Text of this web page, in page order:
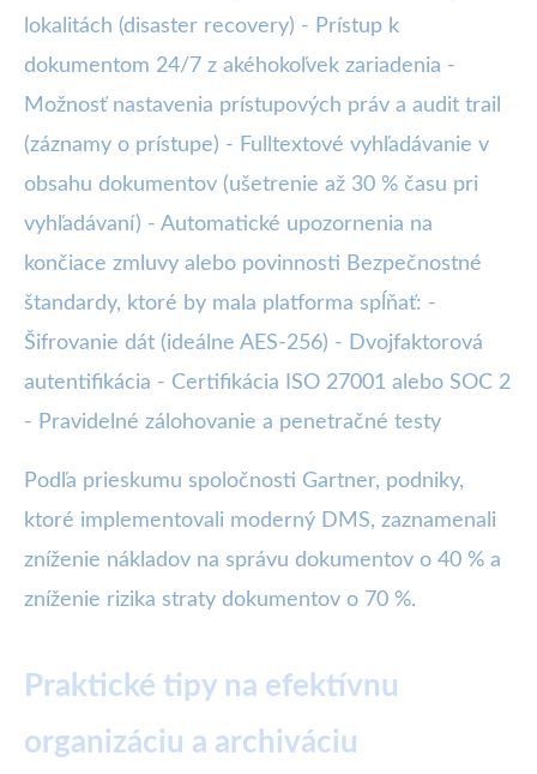
lokalitách (disaster recovery) - Prístup k
dokumentom 24/7 z akéhokoľvek zariadenia -
Možnosť nastavenia prístupových práv a audit trail
(záznamy o prístupe) - Fulltextové vyhľadávanie v
obsahu dokumentov (ušetrenie až 30 % času pri
vyhľadávaní) - Automatické upozornenia na
končiace zmluvy alebo povinnosti Bezpečnostné
štandardy, ktoré by mala platforma spĺňať: -
Šifrovanie dát (ideálne AES-256) - Dvojfaktorová
autentifikácia - Certifikácia ISO 27001 alebo SOC 2
- Pravidelné zálohovanie a penetračné testy
Podľa prieskumu spoločnosti Gartner, podniky,
ktoré implementovali moderný DMS, zaznamenali
zníženie nákladov na správu dokumentov o 40 % a
zníženie rizika straty dokumentov o 70 %.
Praktické tipy na efektívnu
organizáciu a archiváciu